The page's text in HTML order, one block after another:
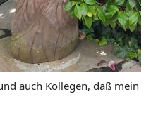
auch Kollegen, daß mein